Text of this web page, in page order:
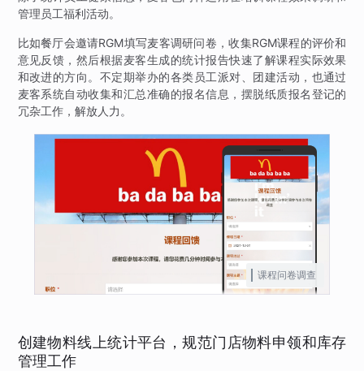
管理员工福利活动。
比如餐厅会邀请RGM填写麦客调研问卷，收集RGM课程的评价和
意见反馈，然后根据麦客生成的统计报告快速了解课程实际效果
和改进的方向。不定期举办的各类员工派对、团建活动，也通过
麦客系统自动收集和汇总准确的报名信息，摆脱纸质报名登记的
冗杂工作，解放人力。
课程问卷调查
创建物料线上统计平台，规范门店物料申领和库存
管理工作